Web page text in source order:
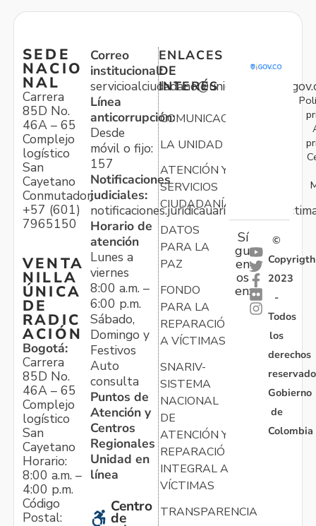
SEDE
NACIO
NAL
Carrera
85D No.
46A – 65
Complejo
logístico
San
Cayetano
Conmutador:
+57 (601)
7965150
VENTA
NILLA
ÚNICA
DE
RADIC
ACIÓN
Bogotá:
Carrera
85D No.
46A – 65
Complejo
logístico
San
Cayetano
Horario:
8:00 a.m. –
4:00 p.m.
Código
Postal:
Correo
institucional:
Línea
anticorrupción:
Desde
móvil o fijo:
157
Notificaciones
judiciales:
Horario de
atención
Lunes a
viernes
8:00 a.m. –
6:00 p.m.
Sábado,
Domingo y
Festivos
Auto
consulta
Puntos de
Atención y
Centros
Regionales
Unidad en
línea
Centro
de
ENLACES
DE
INTERÉS
COMUNICACIONES
LA UNIDAD
ATENCIÓN Y
SERVICIOS
CIUDADANÍA
DATOS
PARA LA
PAZ
FONDO
PARA LA
REPARACIÓN
A VÍCTIMAS
SNARIV-
SISTEMA
NACIONAL
DE
ATENCIÓN Y
REPARACIÓN
INTEGRAL A
VÍCTIMAS
TRANSPARENCIA
Sí
gu
en
os
en:
©
Copyrigth
2023
-
Todos
los
derechos
Gobierno
de
Colombia